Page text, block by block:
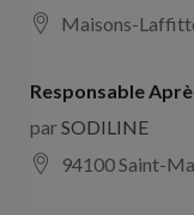
Maisons-
Responsable
parSODILINE
94100 Saint-